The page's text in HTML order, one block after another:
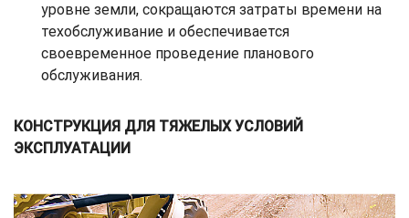
уровне земли, сокращаются затраты времени на
техобслуживание и обеспечивается
своевременное проведение планового
обслуживания.
КОНСТРУКЦИЯ ДЛЯ ТЯЖЕЛЫХ УСЛОВИЙ
ЭКСПЛУАТАЦИИ